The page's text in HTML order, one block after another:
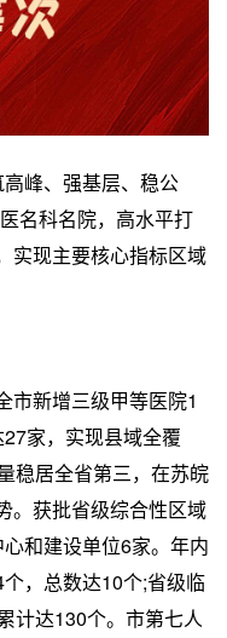
峰、强基层、稳公
名科名院，高水平打
实现主要核心指标区域
新增三级甲等医院1
家，实现县域全覆
稳居全省第三，在苏皖
。获批省级综合性区域
和建设单位6家。年内
，总数达10个;省级临
计达130个。市第七人